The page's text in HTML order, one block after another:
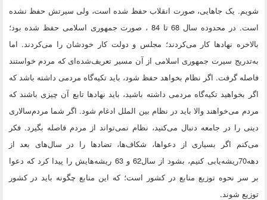
شویم. یک جاهایی، صورت انقلاب حفظ شده است، ولی سیرتش حفظ نشده
است. در محدوده سال 68 تا 84 ، صورت جمهوری اسلامی حفظ شده بود؛
بالاخره نهادها کار می‌کردند؛ مجلس و دولت کار خودشان را می‌کردند. اما
به‌تدریج سیرت جمهوری اسلامی از آن مسیر تعریف‌شده‌ای که مردم خواستند
فاصله گرفت. اگر نظام بخواهد حفظ شود، باید تکیه‌گاه مردمی داشته باشد که
اگر بخواهید تکیه‌گاه مردمی داشته باشید، باید نهادها تابع آن چیزی باشند که
مردم می‌خواهند والا باید در نظام بین الملل ادغام شود. اگر شما مردم‌سالاری
دینی را در جامعه دنبال می‌کنید، نظام نمی‌تواند از مردم فاصله بگیرد. فکر
می‌کنم اگر بسیاری از دعواها، شکاف‌ها، تضادها را در سال‌های بعد از
دهه70ریشه‌یابی کنیم، بشود از سال62 و 63 ریشه‌هایش را پیدا کرد که دعوا
بر سر نحوه توزیع منابع در کشور است؛ که این منابع چگونه باید در کشور
توزیع شوند.